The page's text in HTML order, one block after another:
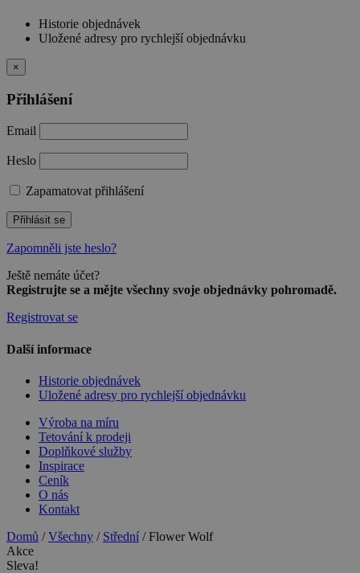
Historie objednávek
Uložené adresy pro rychlejší objednávku
×
Přihlášení
Email
Heslo
Zapamatovat přihlášení
Přihlásit se
Zapomněli jste heslo?
Ještě nemáte účet?
Registrujte se a mějte všechny svoje objednávky pohromadě.
Registrovat se
Další informace
Historie objednávek
Uložené adresy pro rychlejší objednávku
Výroba na míru
Tetování k prodeji
Doplňkové služby
Inspirace
Ceník
O nás
Kontakt
Domů /Všechny / Střední / Flower Wolf
Akce
Sleva!